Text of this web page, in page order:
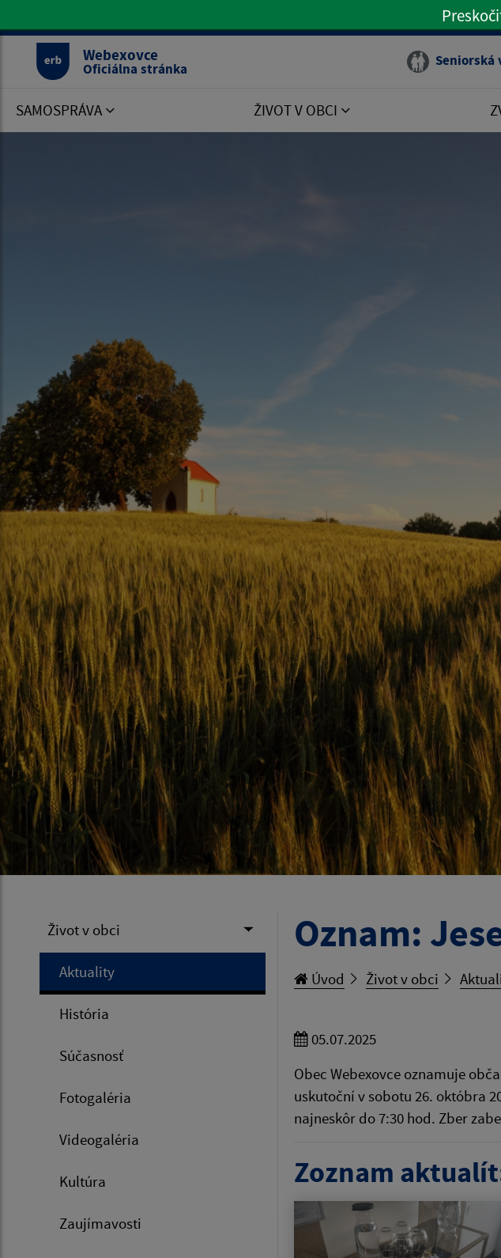
Webexovce
Oficiálna stránka Seniorská
SAMOSPRÁVA ŽIVOT V OBCI
Život v obci
Aktuality
História
Súčasnosť
Fotogaléria
Videogaléria
Kultúra
Zaujímavosti
Oznam:
Úvod Život v obci
05.07.2025
Obec Webexovce oznamuje
uskutoční v sobotu 26. októbra
najneskôr do 7:30 hod. Zber
Zoznam